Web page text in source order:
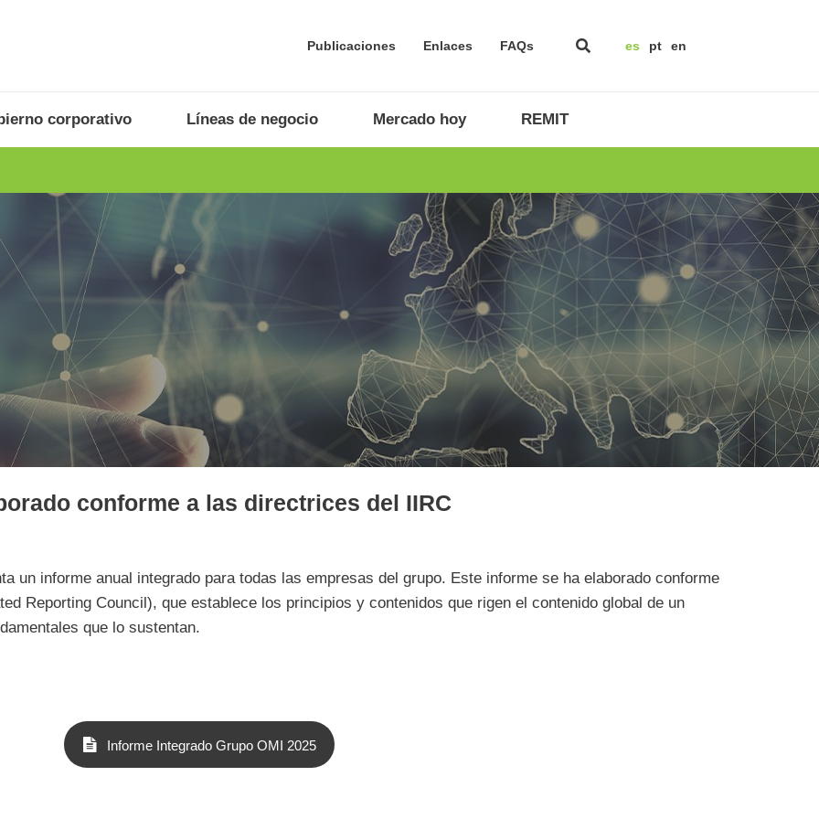
Publicaciones Enlaces FAQs es pt en
corporativo Líneas de negocio Mercado hoy REMIT
conforme a las directrices del IIRC
un informe anual integrado para todas las empresas del grupo. Este informe se ha elaborado conforme
Reporting Council), que establece los principios y contenidos que rigen el contenido global de un
que lo sustentan.
File
Informe Integrado Grupo OMI 2025